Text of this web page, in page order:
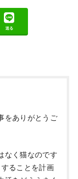
送る
をありがとうご
なく猫なのです
ることを計画